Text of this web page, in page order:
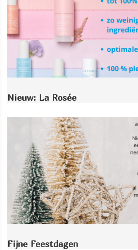
Nieuw: La Rosée
Fijne Feestdagen